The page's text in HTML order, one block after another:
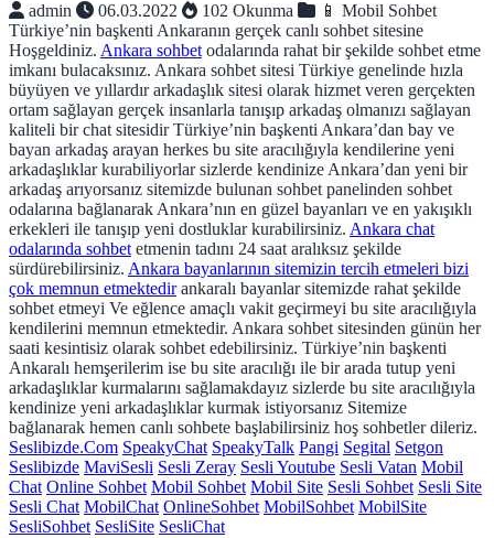
admin
06.03.2022 102 Okunma
📱 Mobil Sohbet
Türkiye’nin başkenti Ankaranın gerçek canlı sohbet sitesine
Hoşgeldiniz. Ankara sohbet odalarında rahat bir şekilde sohbet etme
imkanı bulacaksınız. Ankara sohbet sitesi Türkiye genelinde hızla
büyüyen ve yıllardır arkadaşlık sitesi olarak hizmet veren gerçekten
ortam sağlayan gerçek insanlarla tanışıp arkadaş olmanızı sağlayan
kaliteli bir chat sitesidir Türkiye’nin başkenti Ankara’dan bay ve
bayan arkadaş arayan herkes bu site aracılığıyla kendilerine yeni
arkadaşlıklar kurabiliyorlar sizlerde kendinize Ankara’dan yeni bir
arkadaş arıyorsanız sitemizde bulunan sohbet panelinden sohbet
odalarına bağlanarak Ankara’nın en güzel bayanları ve en yakışıklı
erkekleri ile tanışıp yeni dostluklar kurabilirsiniz. Ankara chat
odalarında sohbet etmenin tadını 24 saat aralıksız şekilde
sürdürebilirsiniz. Ankara bayanlarının sitemizin tercih etmeleri bizi
çok memnun etmektedirankaralı bayanlar sitemizde rahat şekilde
sohbet etmeyi Ve eğlence amaçlı vakit geçirmeyi bu site aracılığıyla
kendilerini memnun etmektedir. Ankara sohbet sitesinden günün her
saati kesintisiz olarak sohbet edebilirsiniz. Türkiye’nin başkenti
Ankaralı hemşerilerim ise bu site aracılığı ile bir arada tutup yeni
arkadaşlıklar kurmalarını sağlamakdayız sizlerde bu site aracılığıyla
kendinize yeni arkadaşlıklar kurmak istiyorsanız Sitemize
bağlanarak hemen canlı sohbete başlabilirsiniz hoş sohbetler dileriz.
Seslibizde.Com SpeakyChat SpeakyTalk Pangi Segital Setgon
Seslibizde MaviSesli Sesli Zeray Sesli Youtube Sesli Vatan Mobil
Chat Online Sohbet Mobil Sohbet Mobil Site Sesli Sohbet Sesli Site
Sesli Chat MobilChat OnlineSohbet MobilSohbet MobilSite
SesliSohbet SesliSite SesliChat